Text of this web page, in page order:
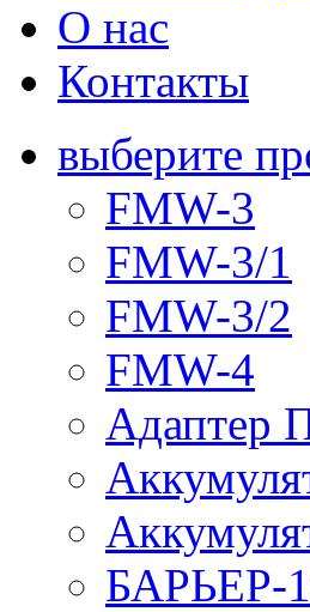
О нас
Контакты
выберите
FMW-3
FMW-3/1
FMW-3/2
FMW-4
Адаптер
БАРЬЕР-